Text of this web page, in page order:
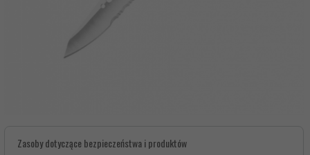
Zasoby dotyczące bezpieczeństwa i produktów